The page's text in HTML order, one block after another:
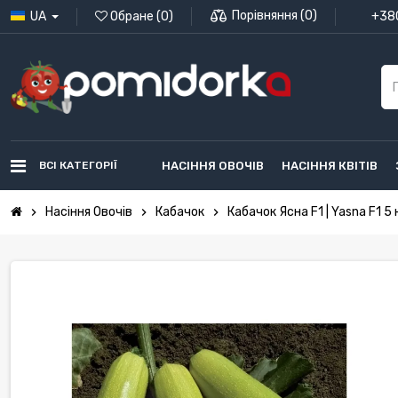
UA Обране (0) Порівняння (0)
ВСІ КАТЕГОРІЇ НАСІННЯ ОВОЧІВ НАСІННЯ КВІТІВ
chevron_right Насіння Овочів chevron_right Кабачок chevron_right Кабачок Ясна F1 | Yasna F1 5